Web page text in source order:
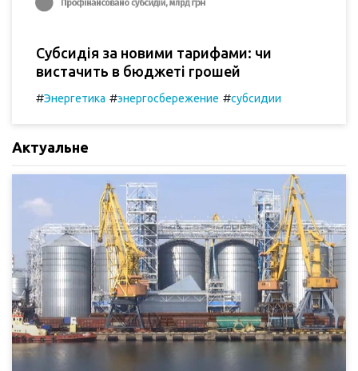
Субсидія за новими тарифами: чи
вистачить в бюджеті грошей
#Энергетика #энергосбережение #субсидии
Актуальне